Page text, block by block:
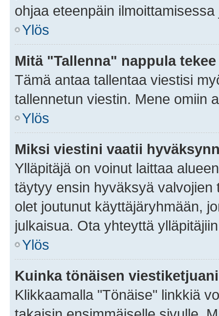
ohjaa eteenpäin
Ylös
Mitä "Tallenna" nappula
Tämä antaa tallentaa viestisi
tallennetun viestin. Mene omiin
Ylös
Miksi viestini vaatii
Ylläpitäjä on voinut laittaa
täytyy ensin hyväksyä
olet joutunut käyttäjäryhmään,
julkaisua. Ota yhteyttä
Ylös
Kuinka tönäisen
Klikkaamalla "Tönäise" linkkiä